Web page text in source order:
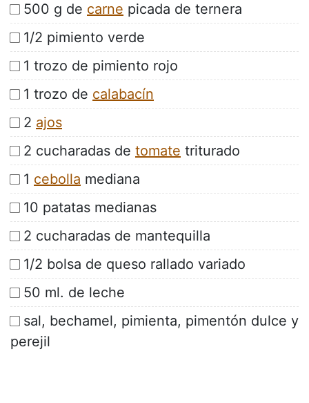
500 g de carne picada de ternera
1/2 pimiento verde
1 trozo de pimiento rojo
1 trozo de calabacín
2 ajos
2 cucharadas de tomate triturado
1 cebolla mediana
10 patatas medianas
2 cucharadas de mantequilla
1/2 bolsa de queso rallado variado
50 ml. de leche
sal, bechamel, pimienta, pimentón dulce y
perejil